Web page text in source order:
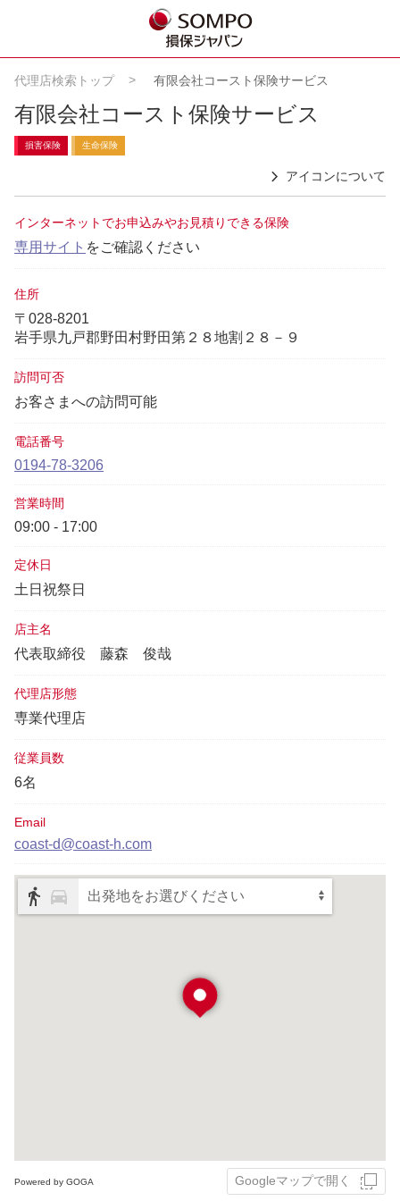
代理店検索トップ 有限会社コースト保険サービス
有限会社コースト保険サービス
損害保険 生命保険
アイコンについて
インターネットでお申込みやお見積りできる保険
専用サイト をご確認ください
住所
〒028-8201
岩手県九戸郡野田村野田第２８地割２８－９
訪問可否
お客さまへの訪問可能
電話番号
0194-78-3206
営業時間
09:00 - 17:00
定休日
土日祝祭日
店主名
代表取締役 藤森 俊哉
代理店形態
専業代理店
従業員数
6名
Email
coast-d@coast-h.com
出発地をお選びください
Powered by GOGA Googleマップで開く